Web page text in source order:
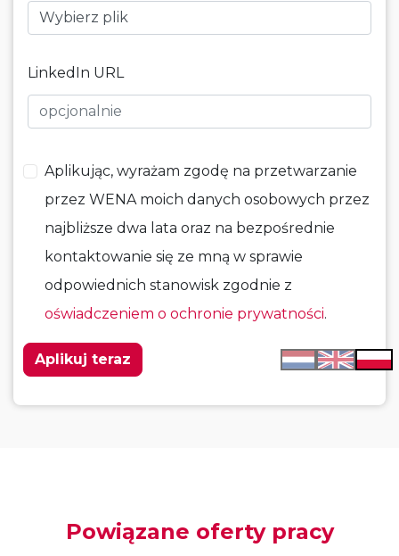
Wybierz plik
LinkedIn URL
Aplikując, wyrażam zgodę na przetwarzanie
przez WENA moich danych osobowych przez
najbliższe dwa lata oraz na bezpośrednie
kontaktowanie się ze mną w sprawie
odpowiednich stanowisk zgodnie z
oświadczeniem o ochronie prywatności.
Powiązane oferty pracy